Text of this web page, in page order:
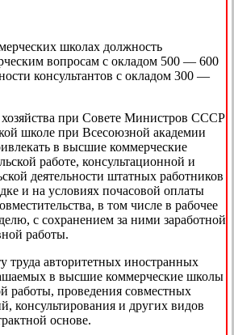
школах должность
вопросам с окладом 500 — 600
консультантов с окладом 300 —
при Совете Министров СССР
школе при Всесоюзной академии
в высшие коммерческие
работе, консультационной и
деятельности штатных работников
и на условиях почасовой оплаты
в том числе в рабочее
с сохранением за ними заработной
работы.
труда авторитетных иностранных
в высшие коммерческие школы
работы, проведения совместных
консультирования и других видов
основе.